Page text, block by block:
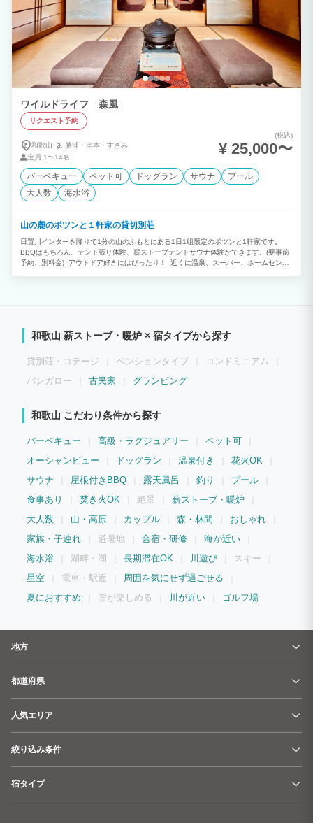
ワイルドライフ 森風
リクエスト予約
和歌山 勝浦・ 串本・ すさみ
定員 1〜14名
(税込)
¥ 25,000〜
バーベキュー ペット可 ドッグラン サウナ
プール
大人数
海水浴
山の麓のポツンと１軒家の貸切別荘
日置川インターを降りて1分の山のふもとにある1日1組限定のポツンと1軒家です。
BBQはもちろん、テント張り体験、薪ストーブテントサウナ体験ができます。(要事前
予約、別料金) アウトドア好きにはぴったり！ 近くに温泉、スーパー、ホームセンタ
和歌山 薪ストーブ・暖炉 × 宿タイプから探す
貸別荘・コテージ ペンションタイプ
コンドミニアム
バンガロー
古民家 グランピング
和歌山 こだわり条件から探す
バーベキュー 高級・ラグジュアリー
ペット可
オーシャンビュー
ドッグラン 温泉付き
花火OK
サウナ
屋根付きBBQ 露天風呂 釣り
プール
食事あり
焚き火OK 絶景
薪ストーブ・暖炉
大人数
山・高原 カップル 森・林間
おしゃれ
家族・子連れ
避暑地 合宿・研修
海が近い
海水浴
湖畔・湖 長期滞在OK 川遊び
スキー
星空
電車・駅近
周囲を気にせず過ごせる
夏におすすめ
雪が楽しめる 川が近い ゴルフ場
地方
都道府県
人気エリア
絞り込み条件
宿タイプ